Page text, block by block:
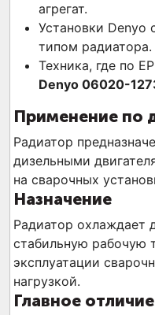
агрегат.
Установки Denyo
типом радиатора.
Техника, где по
Denyo 06020-
Применение по
Радиатор
дизельными
на сварочных
Назначение
Радиатор охлаждает
стабильную рабочую
эксплуатации
нагрузкой.
Главное